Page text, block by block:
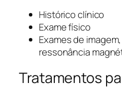
Histórico clínico
Exame físico
Exames de
ressonância
Tratamentos